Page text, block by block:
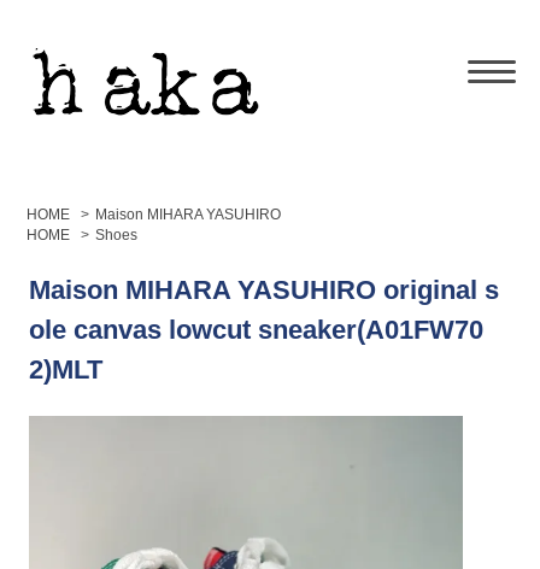
HOME > Maison MIHARA YASUHIRO
HOME
> Shoes
Maison MIHARA YASUHIRO original s
ole canvas lowcut sneaker(A01FW70
2)MLT